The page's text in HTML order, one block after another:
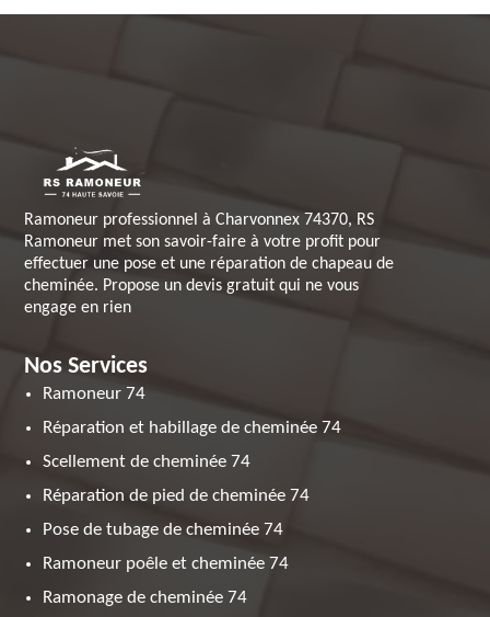
Ramoneur professionnel à Charvonnex 74370, RS
Ramoneur met son savoir-faire à votre profit pour
effectuer une pose et une réparation de chapeau de
cheminée. Propose un devis gratuit qui ne vous
engage en rien
Nos Services
Ramoneur 74
Réparation et habillage de cheminée 74
Scellement de cheminée 74
Réparation de pied de cheminée 74
Pose de tubage de cheminée 74
Ramoneur poêle et cheminée 74
Ramonage de cheminée 74